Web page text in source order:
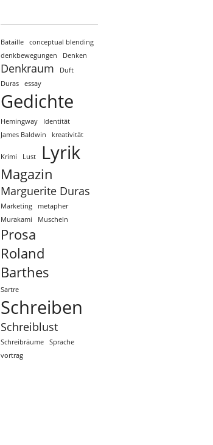
Bataille
conceptual blending
denkbewegungen
Denken
Denkraum
Duft
Duras
essay
Gedichte
Hemingway
Identität
James Baldwin
kreativität
Krimi Lust Lyrik
Magazin
Marguerite Duras
Marketing
metapher
Murakami
Muscheln
Prosa
Roland
Barthes
Sartre
Schreiben
Schreiblust
Schreibräume
Sprache
vortrag